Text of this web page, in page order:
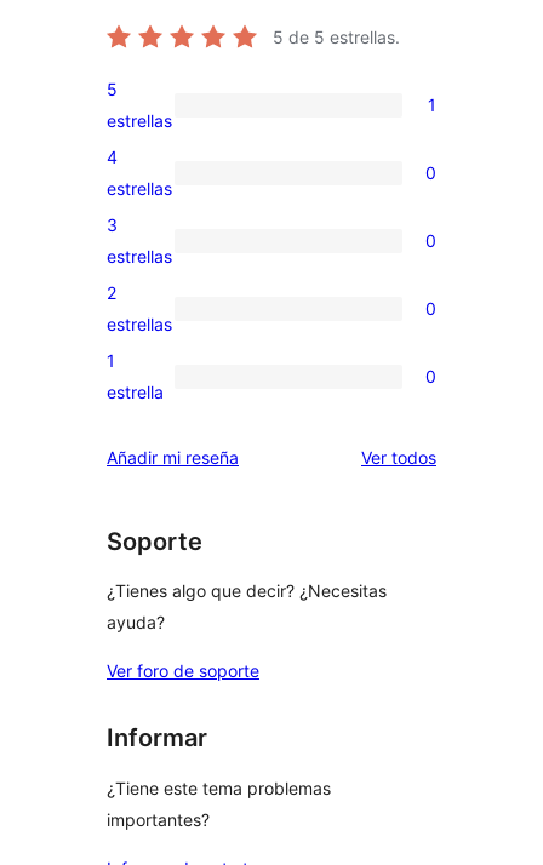
5 de 5 estrellas.
1
valoración
de
5
estrellas
1
0
valoraciones
de
4
estrellas
0
0
valoraciones
de
3
estrellas
0
0
valoraciones
de
estrellas
2
estrellas
0
0
de
1
estrella
0
Añadir mi reseña Ver todoslos
Soporte
¿Tienes algo que decir? ¿Necesitas
ayuda?
Ver foro de soporte
Informar
¿Tiene este tema problemas
importantes?